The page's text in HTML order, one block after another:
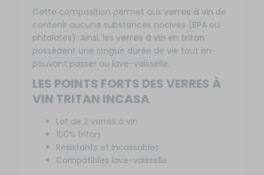
Cette composition permet aux verres à vin de
contenir aucune substances nocives (BPA ou
phtalates). Ainsi, les verres à vin en tritan
possèdent une longue durée de vie tout en
pouvant passer au lave-vaisselle.
LES POINTS FORTS DES VERRES À
VIN TRITAN INCASA
Lot de 2 verres à vin
100% tritan
Résistants et incassables
Compatibles lave-vaisselle